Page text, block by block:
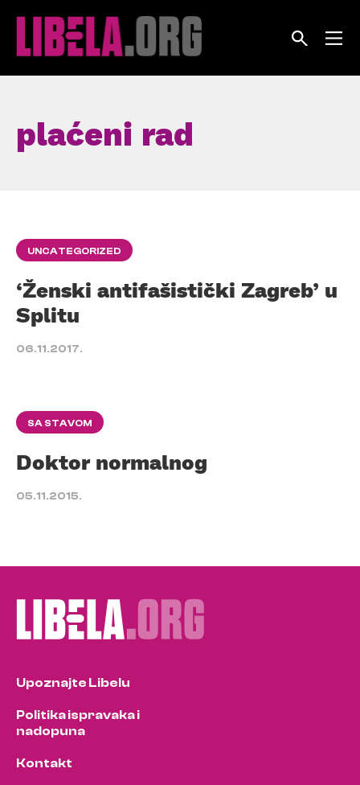
plaćeni rad
UNCATEGORIZED
‘Ženski antifašistički Zagreb’ u
Splitu
06.11.2017.
SA STAVOM
Doktor normalnog
05.11.2015.
Upoznajte Libelu
Politika ispravaka i
nadopuna
Kontakt